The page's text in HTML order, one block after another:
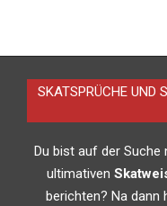
SKATSPRÜCHE UND
Du bist auf der Suche
ultimativen
berichten? Na dann